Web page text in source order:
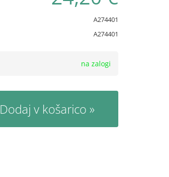
A274401
A274401
na zalogi
Dodaj v košarico